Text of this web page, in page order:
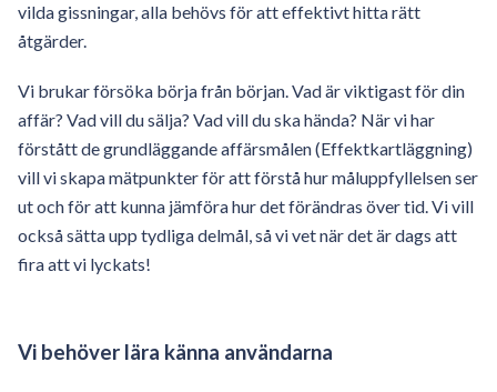
vilda gissningar, alla behövs för att effektivt hitta rätt
åtgärder.
Vi brukar försöka börja från början. Vad är viktigast för din
affär? Vad vill du sälja? Vad vill du ska hända? När vi har
förstått de grundläggande affärsmålen (Effektkartläggning)
vill vi skapa mätpunkter för att förstå hur måluppfyllelsen ser
ut och för att kunna jämföra hur det förändras över tid. Vi vill
också sätta upp tydliga delmål, så vi vet när det är dags att
fira att vi lyckats!
Vi behöver lära känna användarna